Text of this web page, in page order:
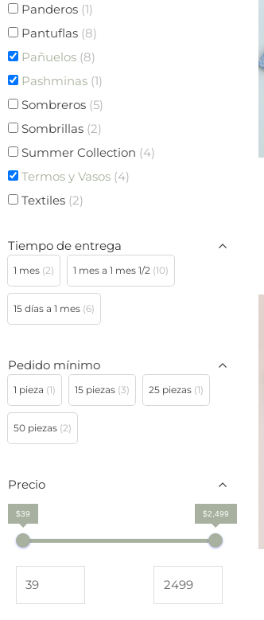
Panderos (1)
Pantuflas (8)
Pañuelos (8)
Pashminas (1)
Sombreros (5)
Sombrillas (2)
Summer Collection (4)
Termos y Vasos (4)
Textiles (2)
Tiempo de entrega
1 mes (2) 1 mes a 1 mes 1/2 (10)
15 días a 1 mes (6)
Pedido mínimo
1 pieza (1) 15 piezas (3) 25 piezas (1)
50 piezas (2)
Precio
$39 $2,499